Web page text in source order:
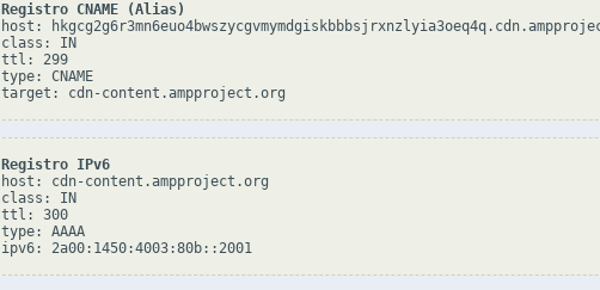
Registro CNAME (Alias)
host:
class: IN
ttl: 299
type: CNAME
Registro IPv6
host: cdn-content.ampproject.org
class: IN
ttl: 300
type: AAAA
ipv6: 2a00:1450:4003:80b::2001